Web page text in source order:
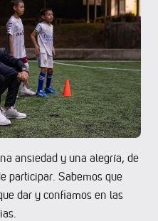
ansiedad y una alegría, de
participar. Sabemos que
dar y confiamos en las